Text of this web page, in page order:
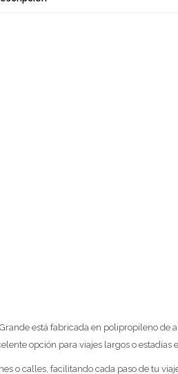
está fabricada en polipropileno de
opción para viajes largos o
o calles, facilitando cada paso de tu